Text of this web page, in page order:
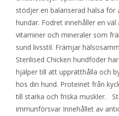
stödjer en balanserad hälsa för
hundar. Fodret innehåller en väl
vitaminer och mineraler som
sund livsstil. Främjar
Sterilised Chicken hundfoder
hjälper till att upprätthålla och
hos din hund. Proteinet från
till starka och friska muskler.
immunförsvar Innehållet av